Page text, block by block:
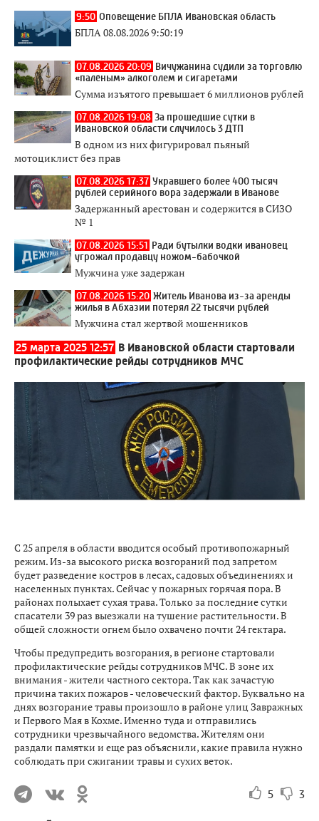
9:50 Оповещение БПЛА Ивановская область
БПЛА 08.08.2026 9:50:19
07.08.2026 20:09 Вичужанина судили за торговлю
«палёным» алкоголем и сигаретами
Сумма изъятого превышает 6 миллионов рублей
07.08.2026 19:08 За прошедшие сутки в
Ивановской области случилось 3 ДТП
В одном из них фигурировал пьяный
мотоциклист без прав
07.08.2026 17:37 Укравшего более 400 тысяч
рублей серийного вора задержали в Иванове
Задержанный арестован и содержится в СИЗО
№ 1
07.08.2026 15:51 Ради бутылки водки ивановец
угрожал продавцу ножом-бабочкой
Мужчина уже задержан
07.08.2026 15:20 Житель Иванова из-за аренды
жилья в Абхазии потерял 22 тысячи рублей
Мужчина стал жертвой мошенников
25 марта 2025 12:57 В Ивановской области стартовали
профилактические рейды сотрудников МЧС
С 25 апреля в области вводится особый противопожарный
режим. Из-за высокого риска возгораний под запретом
будет разведение костров в лесах, садовых объединениях и
населенных пунктах. Сейчас у пожарных горячая пора. В
районах полыхает сухая трава. Только за последние сутки
спасатели 39 раз выезжали на тушение растительности. В
общей сложности огнем было охвачено почти 24 гектара.
Чтобы предупредить возгорания, в регионе стартовали
профилактические рейды сотрудников МЧС. В зоне их
внимания - жители частного сектора. Так как зачастую
причина таких пожаров - человеческий фактор. Буквально на
днях возгорание травы произошло в районе улиц Завражных
и Первого Мая в Кохме. Именно туда и отправились
сотрудники чрезвычайного ведомства. Жителям они
раздали памятки и еще раз объяснили, какие правила нужно
соблюдать при сжигании травы и сухих веток.
5 3